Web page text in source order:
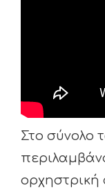
Στο σύνολο
ορχηστρική